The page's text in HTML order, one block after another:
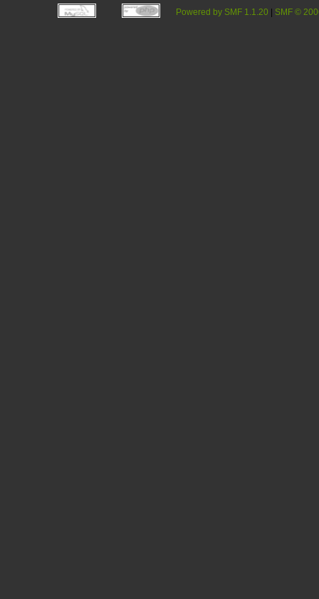
Powered by SMF 1.1.20 SMF ©